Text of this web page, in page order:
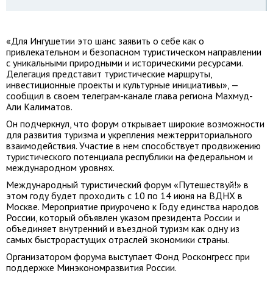
«Для Ингушетии это шанс заявить о себе как о
привлекательном и безопасном туристическом направлении
с уникальными природными и историческими ресурсами.
Делегация представит туристические маршруты,
инвестиционные проекты и культурные инициативы», —
сообщил в своем телеграм-канале глава региона Махмуд-
Али Калиматов.
Он подчеркнул, что форум открывает широкие возможности
для развития туризма и укрепления межтерриториального
взаимодействия. Участие в нем способствует продвижению
туристического потенциала республики на федеральном и
международном уровнях.
Международный туристический форум «Путешествуй!» в
этом году будет проходить с 10 по 14 июня на ВДНХ в
Москве. Мероприятие приурочено к Году единства народов
России, который объявлен указом президента России и
объединяет внутренний и въездной туризм как одну из
самых быстрорастущих отраслей экономики страны.
Организатором форума выступает Фонд Росконгресс при
поддержке Минэкономразвития России.